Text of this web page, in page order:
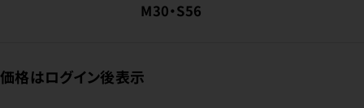
M30・S56
価格はログイン後表示